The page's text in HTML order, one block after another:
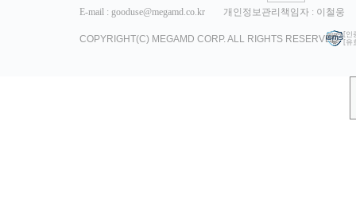
E-mail : gooduse@megamd.co.kr
개인정보관리책임자 : 이철웅
COPYRIGHT(C) MEGAMD CORP. ALL RIGHTS RESERVED. [인
[유